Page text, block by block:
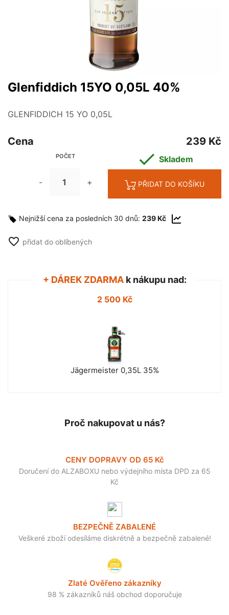
Glenfiddich 15YO 0,05L 40%
GLENFIDDICH 15 YO 0,05L
Cena 239 Kč
POČET
- +
 Skladem
PŘIDAT DO KOŠÍKU
Nejnižší cena za posledních 30 dnů: 239 Kč
favorite_border přidat do oblíbených
+ DÁREK ZDARMAk nákupu nad:
2 500 Kč
Jägermeister 0,35L 35%
Proč nakupovat u nás?
CENY DOPRAVY OD 65 Kč
Doručení do ALZABOXU nebo výdejního místa DPD za 65
Kč
BEZPEČNĚ ZABALENÉ
Veškeré zboží odesíláme diskrétně a bezpečně zabalené!
Zlaté Ověřeno zákazníky
98 % zákazníků náš obchod doporučuje